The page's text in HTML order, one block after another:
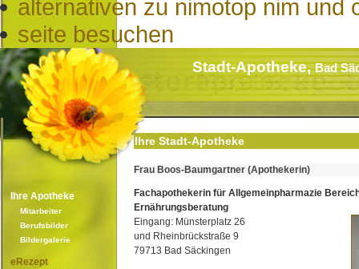
alternativen zu nimotop nim und
seite besuchen
Stadt-Apotheke,Bad
Ihre Apotheke
Mitarbeiter
Berufsbilder
Bildergalerie
eRezept
Ihre Stadt-Apotheke
Frau Boos-Baumgartner (Apothekerin)
Fachapothekerin für Allgemeinpharmazie
Ernährungsberatung
Eingang: Münsterplatz 26
und Rheinbrückstraße 9
79713 Bad Säckingen